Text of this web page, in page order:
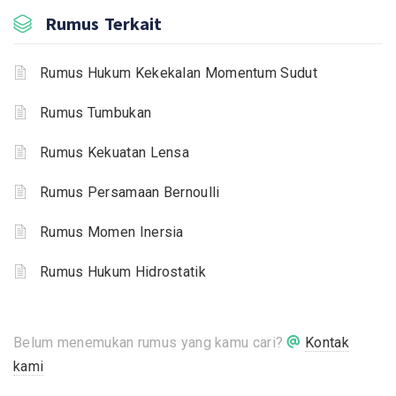
Rumus Terkait
Rumus Hukum Kekekalan Momentum Sudut
Rumus Tumbukan
Rumus Kekuatan Lensa
Rumus Persamaan Bernoulli
Rumus Momen Inersia
Rumus Hukum Hidrostatik
Belum menemukan rumus yang kamu cari?
Kontak
kami